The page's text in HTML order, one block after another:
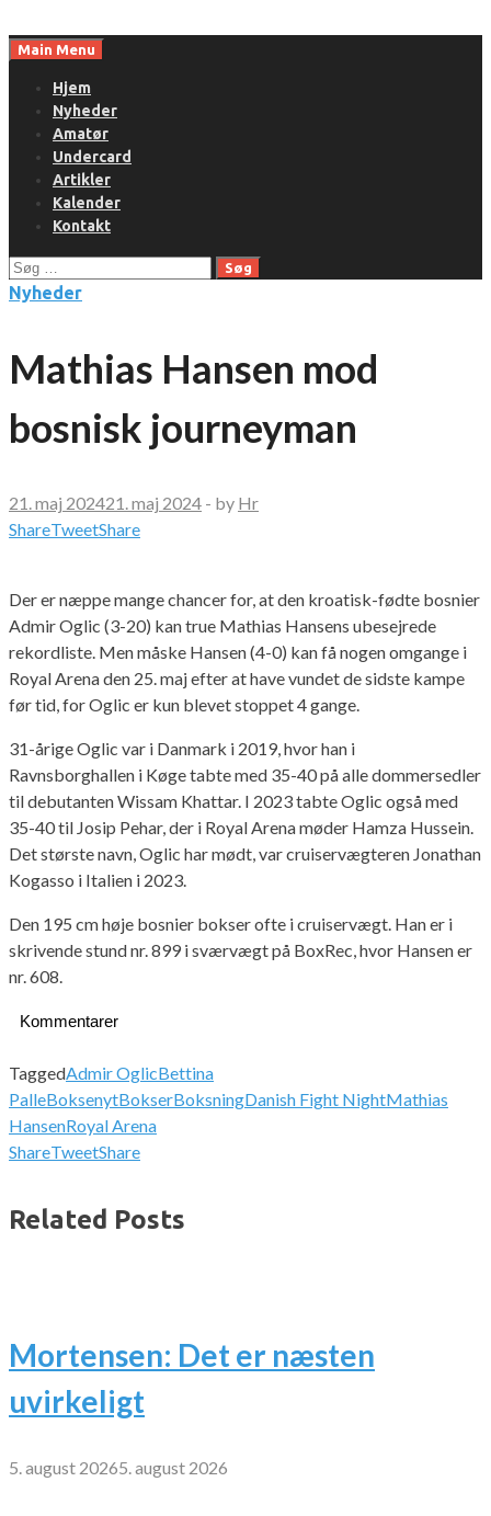
toMain Menu
Hjem
Nyheder
Amatør
Undercard
Artikler
Kalender
Kontakt
Søg
efter:
Nyheder
Mathias Hansen mod
bosnisk journeyman
21. maj 202421. maj 2024 - by Hr
ShareTweetShare
Der er næppe mange chancer for, at den kroatisk-fødte bosnier
Admir Oglic (3-20) kan true Mathias Hansens ubesejrede
rekordliste. Men måske Hansen (4-0) kan få nogen omgange i
Royal Arena den 25. maj efter at have vundet de sidste kampe
før tid, for Oglic er kun blevet stoppet 4 gange.
31-årige Oglic var i Danmark i 2019, hvor han i
Ravnsborghallen i Køge tabte med 35-40 på alle dommersedler
til debutanten Wissam Khattar. I 2023 tabte Oglic også med
35-40 til Josip Pehar, der i Royal Arena møder Hamza Hussein.
Det største navn, Oglic har mødt, var cruiservægteren Jonathan
Kogasso i Italien i 2023.
Den 195 cm høje bosnier bokser ofte i cruiservægt. Han er i
skrivende stund nr. 899 i sværvægt på BoxRec, hvor Hansen er
nr. 608.
Kommentarer
TaggedAdmir OglicBettina
PalleBoksenytBokserBoksningDanish Fight NightMathias
HansenRoyal Arena
ShareTweetShare
Related Posts
Mortensen: Det er næsten
uvirkeligt
5. august 20265. august 2026